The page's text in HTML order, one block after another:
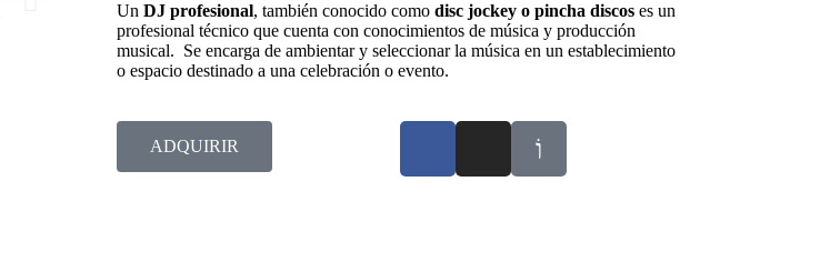
Un DJ profesional, también conocido como disc jockey o pincha discos es un
profesional técnico que cuenta con conocimientos de música y producción
musical. Se encarga de ambientar y seleccionar la música en un establecimiento
o espacio destinado a una celebración o evento.
ADQUIRIR